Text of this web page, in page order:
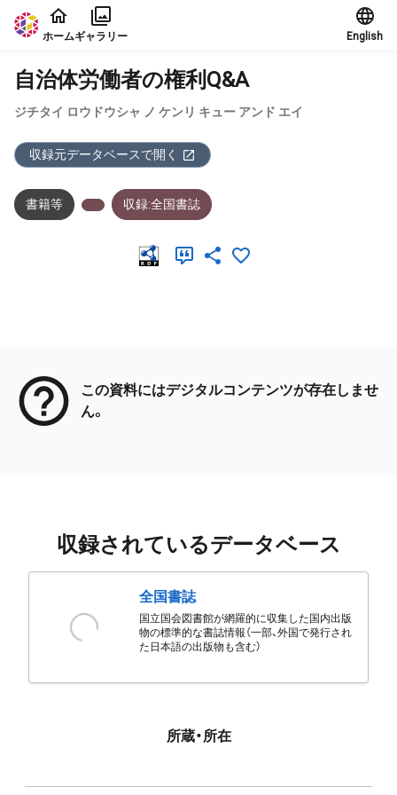
本文に飛ぶ
ホームギャラリー English
自治体労働者の権利Q&A
ジチタイ ロウドウシャ ノ ケンリ キュー アンド エイ
収録元データベースで開く
書籍等 収録:全国書誌
この資料にはデジタルコンテンツが存在しませ
ん。
収録されているデータベース
全国書誌
国立国会図書館が網羅的に収集した国内出版
物の標準的な書誌情報（一部、外国で発行され
た日本語の出版物も含む）
所蔵・所在